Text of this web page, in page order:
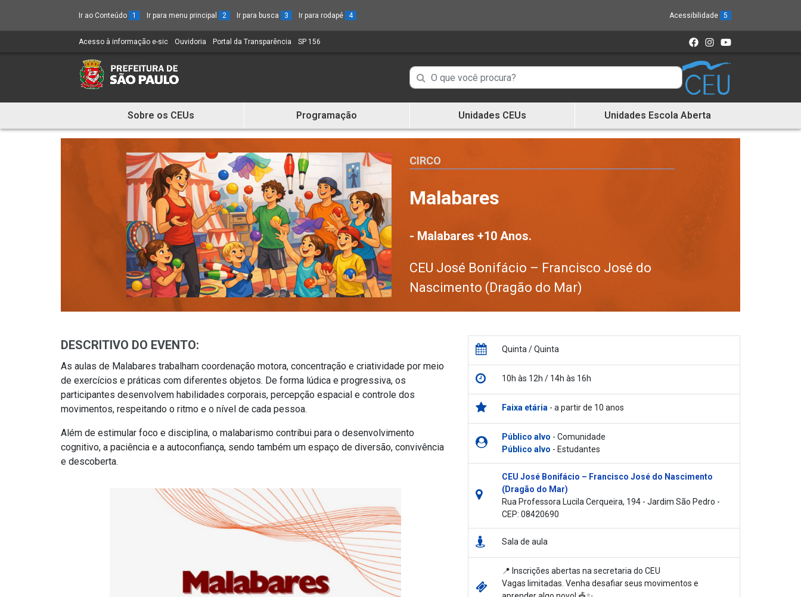
Ir ao Conteúdo 1 Ir para menu principal 2 Ir para busca 3 Ir para rodapé 4 Acessibilidade 5
Acesso à informação e-sic (Link
um
novo
Ouvidoria (Link
Portal da Transparência (Link
SP 156
Campo
de
de
informações
Campo
de
Busca
informações
e
Sobre os CEUs Programação Unidades CEUs Unidades Escola Aberta
CIRCO
Malabares
- Malabares +10 Anos.
CEU José Bonifácio – Francisco José do
Nascimento (Dragão do Mar)
DESCRITIVO DO EVENTO:
As aulas de Malabares trabalham coordenação motora, concentração e criatividade por meio
de exercícios e práticas com diferentes objetos. De forma lúdica e progressiva, os
participantes desenvolvem habilidades corporais, percepção espacial e controle dos
movimentos, respeitando o ritmo e o nível de cada pessoa.
Além de estimular foco e disciplina, o malabarismo contribui para o desenvolvimento
cognitivo, a paciência e a autoconfiança, sendo também um espaço de diversão, convivência
e descoberta.
Quinta / Quinta
10h às 12h / 14h às 16h
Faixa etária- a partir de 10 anos
Público alvo - Comunidade
Público alvo - Estudantes
CEU José Bonifácio – Francisco José do Nascimento
(Dragão do Mar)
Rua Professora Lucila Cerqueira, 194 - Jardim São Pedro -
CEP: 08420690
Sala de aula
📍 Inscrições abertas na secretaria do CEU
Vagas limitadas. Venha desafiar seus movimentos e